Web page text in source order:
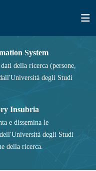
System
della ricerca (persone,
degli Studi
Insubria
e dissemina le
degli Studi
della ricerca.